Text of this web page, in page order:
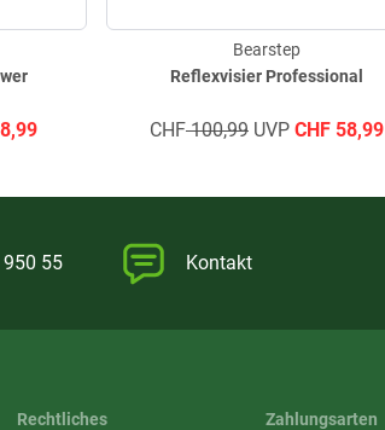
Reflexvisier Professional
Bearstep
CHF100,99UVP CHF58,99
55 Kontakt
Rechtliches Zahlungsarten